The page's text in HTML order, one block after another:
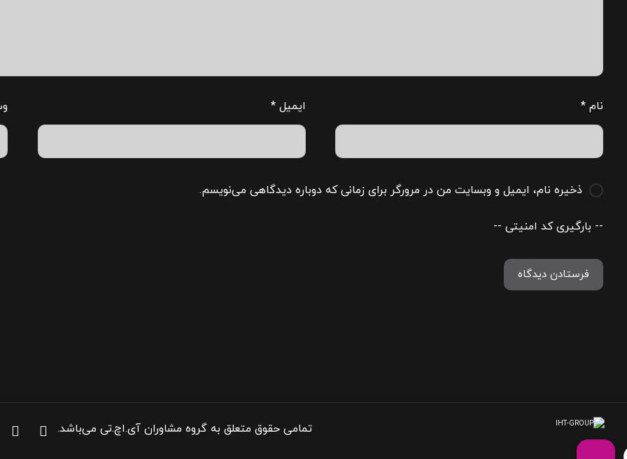
نام * ایمیل*
ذخیره نام، ایمیل و وبسایت من در مرورگر برای زمانی که دوباره دیدگاهی می‌نویسم.
-- بارگیری کد امنیتی --
فرستادن دیدگاه
تمامی حقوق متعلق به گروه مشاوران آی.اچ.تی می‌باشد.